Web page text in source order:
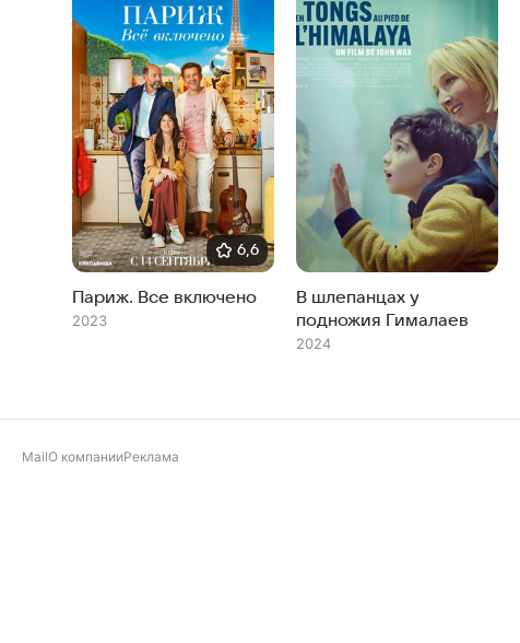
6,6
Париж. Все включено
2023
В шлепанцах у
подножия Гималаев
2024
MailО компанииРеклама